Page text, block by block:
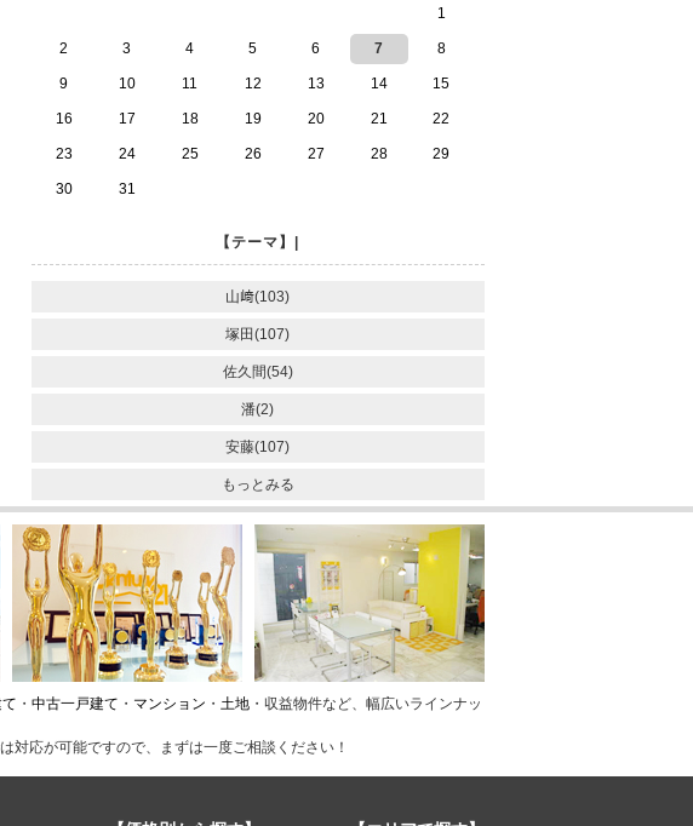
1
2 3 4 5 6 7 8
9 10 11 12 13 14 15
16 17 18 19 20 21 22
23 24 25 26 27 28 29
30 31
【テーマ】|
山﨑(103)
塚田(107)
佐久間(54)
潘(2)
安藤(107)
もっとみる
・ 中古一戸建て ・ マンション ・ 土地 ・収益物件など、幅広いラインナッ
対応が可能ですので、まずは一度ご相談ください！